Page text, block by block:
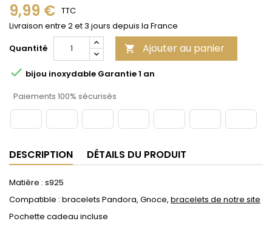
9,99 € TTC
Livraison entre 2 et 3 jours depuis la France
Quantité
 Ajouter au panier
 bijou inoxydable Garantie 1 an
Paiements 100% sécurisés
DESCRIPTION DÉTAILS DU PRODUIT
Matière : s925
Compatible : bracelets Pandora, Gnoce, bracelets de notre site
Pochette cadeau incluse